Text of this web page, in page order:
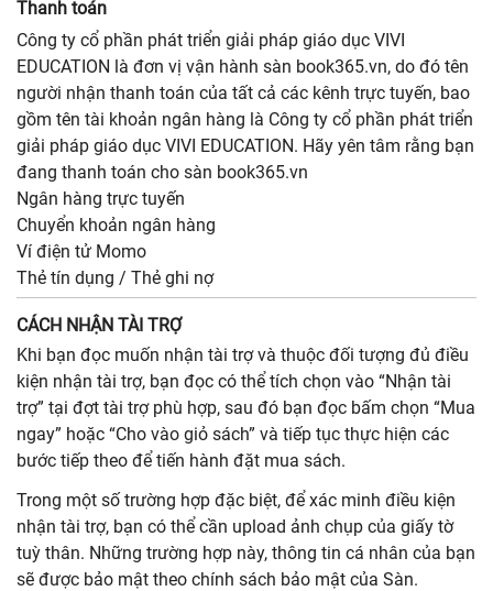
Thanh toán
Công ty cổ phần phát triển giải pháp giáo dục VIVI
EDUCATION là đơn vị vận hành sàn book365.vn, do đó tên
người nhận thanh toán của tất cả các kênh trực tuyến, bao
gồm tên tài khoản ngân hàng là Công ty cổ phần phát triển
giải pháp giáo dục VIVI EDUCATION. Hãy yên tâm rằng bạn
đang thanh toán cho sàn book365.vn
Ngân hàng trực tuyến
Chuyển khoản ngân hàng
Ví điện tử Momo
Thẻ tín dụng / Thẻ ghi nợ
CÁCH NHẬN TÀI TRỢ
Khi bạn đọc muốn nhận tài trợ và thuộc đối tượng đủ điều
kiện nhận tài trợ, bạn đọc có thể tích chọn vào “Nhận tài
trợ” tại đợt tài trợ phù hợp, sau đó bạn đọc bấm chọn “Mua
ngay” hoặc “Cho vào giỏ sách” và tiếp tục thực hiện các
bước tiếp theo để tiến hành đặt mua sách.
Trong một số trường hợp đặc biệt, để xác minh điều kiện
nhận tài trợ, bạn có thể cần upload ảnh chụp của giấy tờ
tuỳ thân. Những trường hợp này, thông tin cá nhân của bạn
sẽ được bảo mật theo chính sách bảo mật của Sàn.